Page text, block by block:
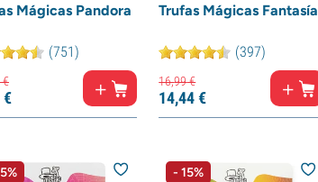
Mágicas Pandora
(751)
€
€
Trufas Mágicas Fantasía
(397)
16,99€
14,44€
- 15%